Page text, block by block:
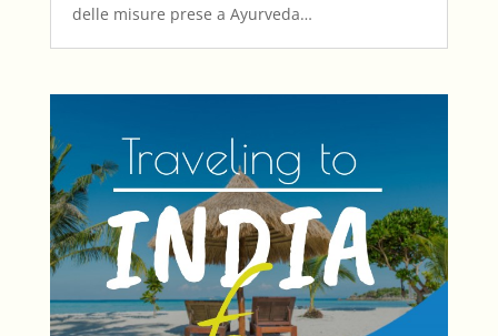
delle misure prese a Ayurveda…